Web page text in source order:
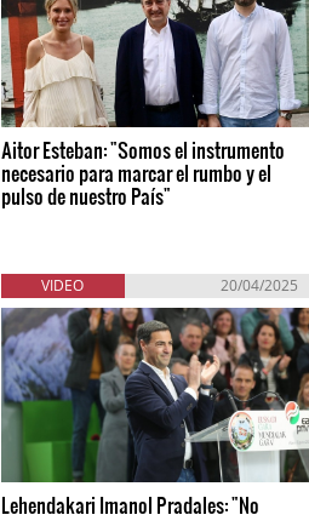
Aitor Esteban: "Somos el instrumento
necesario para marcar el rumbo y el
pulso de nuestro País"
VIDEO 20/04/2025
Lehendakari Imanol Pradales: "No